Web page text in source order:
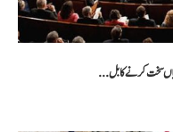
سخت کرنے کا بل...